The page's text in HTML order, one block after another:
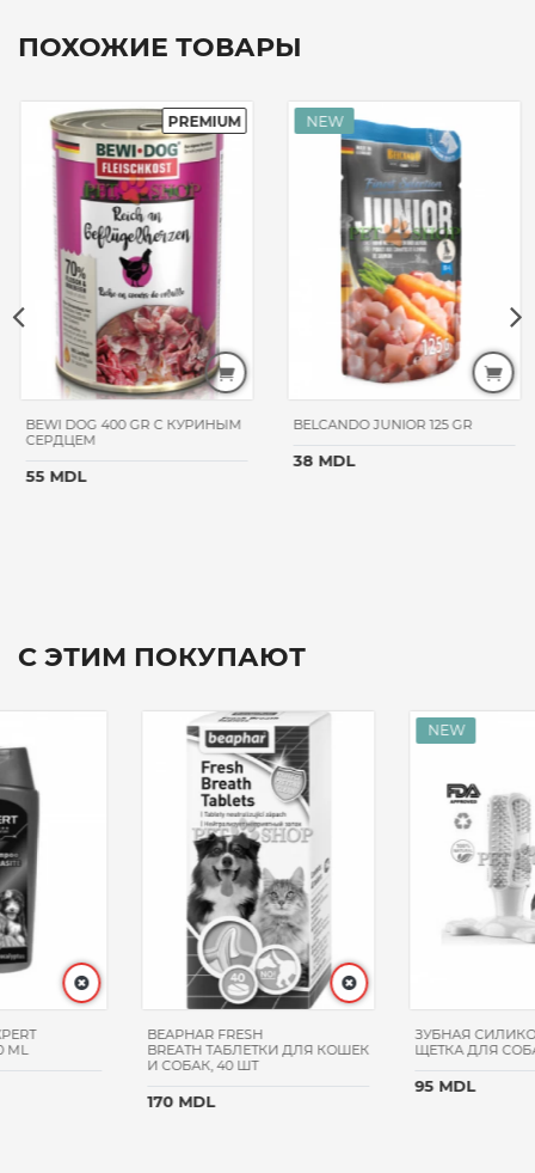
ПОХОЖИЕ ТОВАРЫ
BEWI DOG 400 GR С КУРИНЫМ
СЕРДЦЕМ
55 MDL
BELCANDO JUNIOR 125 GR
38 MDL
С ЭТИМ ПОКУПАЮТ
BEAPHAR FRESH
BREATH ТАБЛЕТКИ ДЛЯ КОШЕК
ЗУБНАЯ СИЛИКОНОВАЯ
ЩЕТКА ДЛЯ СОБАК, М